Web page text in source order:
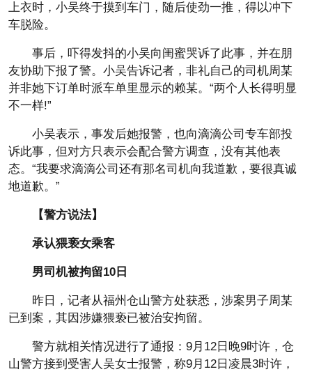
上衣时，小吴终于摸到车门，随后使劲一推，得以冲下
车脱险。
事后，吓得发抖的小吴向闺蜜哭诉了此事，并在朋
友协助下报了警。小吴告诉记者，非礼自己的司机周某
并非她下订单时派车单里显示的赖某。“两个人长得明显
不一样!”
小吴表示，事发后她报警，也向滴滴公司专车部投
诉此事，但对方只表示会配合警方调查，没有其他表
态。“我要求滴滴公司还有那名司机向我道歉，要很真诚
地道歉。”
【警方说法】
承认猥亵女乘客
男司机被拘留10日
昨日，记者从福州仓山警方处获悉，涉案男子周某
已到案，其因涉嫌猥亵已被治安拘留。
警方就相关情况进行了通报：9月12日晚9时许，仓
山警方接到受害人吴女士报警，称9月12日凌晨3时许，